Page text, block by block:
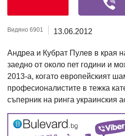
Видяно 6901 13.06.2012
Андреа и Кубрат Пулев в края
заедно от около пет години и
2013-а, когато европейският
професионалистите в тежка
съперник на ринга украинския